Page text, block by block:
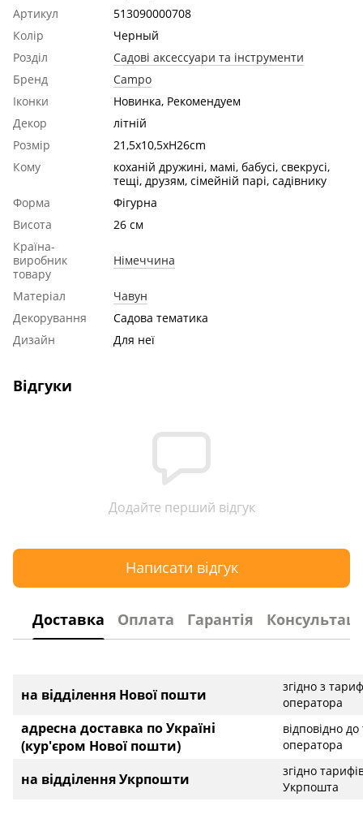
Артикул
513090000708
Колір
Черный
Розділ
Садові аксессуари та інструменти
Бренд
Campo
Іконки
Новинка, Рекомендуем
Декор
літній
Розмір
21,5x10,5xH26cm
Кому
коханій дружині, мамі, бабусі, свекруcі,
тещі, друзям, сімейній парі, садівнику
Форма
Фігурна
Висота
26 см
Країна-
виробник
товару
Німеччина
Матеріал
Чавун
Декорування
Садова тематика
Дизайн
Для неї
Відгуки
Додайте перший відгук
Написати відгук
Доставка Оплата Гарантія
на відділення Нової пошти
згідно з
оператора
адресна доставка по Україні
(кур'єром Нової пошти)
відповідно
оператора
на відділення Укрпошти
згідно
Укрпошта